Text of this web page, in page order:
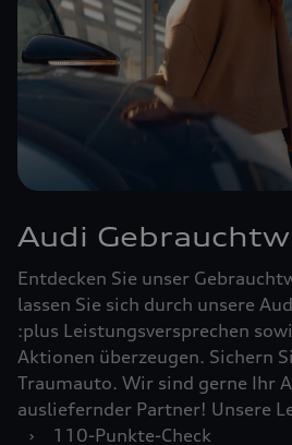
Audi
Entdecken Sie unser
lassen Sie sich durch unsere
:plus Leistungsversprechen
Aktionen überzeugen. Sichern
Traumauto. Wir sind gerne Ihr
ausliefernder Partner! Unsere
›
110-Punkte-Check